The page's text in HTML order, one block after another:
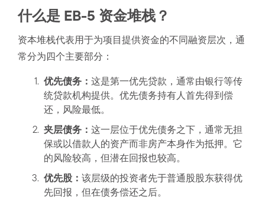
什么是 EB-5 资金堆栈？
资本堆栈代表用于为项目提供资金的不同融资层次，通
常分为四个主要部分：
优先债务： 这是第一优先贷款，通常由银行等传
统贷款机构提供。优先债务持有人首先得到偿
还，风险最低。
夹层债务： 这一层位于优先债务之下，通常无担
保或以借款人的资产而非房产本身作为抵押。它
的风险较高，但潜在回报也较高。
优先股： 该层级的投资者先于普通股股东获得优
先回报，但在债务偿还之后。